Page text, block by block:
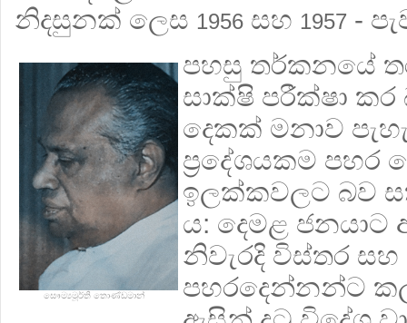
නිදසුනක් ලෙස 1956 සහ 1957 -
සෞම්‍යමූර්ති තොණ්ඩමාන්
පහසු තර්කනයේ
සාක්ෂි පරීක්ෂා
දෙකක් මනාව
ප්‍රදේශයකම පහර
ඉලක්කවලට බව
ය: දෙමළ ජනයාට
නිවැරදි විස්තර
පහරදෙන්නන්ට